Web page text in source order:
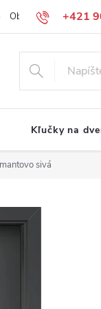
+421
Obchodné podmienky
Kľučky na
sivá